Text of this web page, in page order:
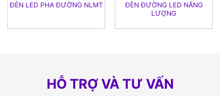
ĐÈN LED PHA ĐƯỜNG NLMT
ĐÈN ĐƯỜNG LED NĂNG
LƯỢNG
HỖ TRỢ VÀ TƯ VẤN